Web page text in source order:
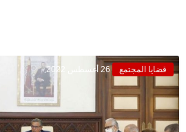
قضايا المجتمع 26 أغسطس 2022